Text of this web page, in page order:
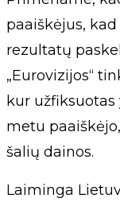
paaiškėjus,
rezultatų
„Eurovizijos“
kur
metu
šalių dainos.
Laiminga